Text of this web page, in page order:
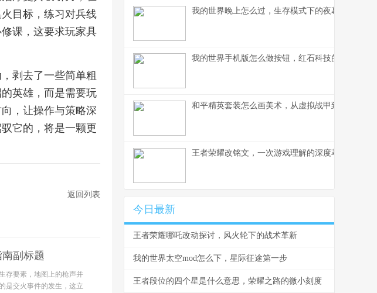
目标，练习对兵线
课，这要求玩家具
剥去了一些简单粗
英雄，而是需要玩
，让操作与策略深
它的，将是一颗更
返回列表
副标题
存要素，地图上的枪声并
是交火事件的发生，这立
我的世界晚上怎么过，生存模式下的夜幕生存指南
我的世界手机版怎么做按钮，红石科技的指尖起点
和平精英套装怎么画美术，从虚拟战甲到艺术创
王者荣耀改铭文，一次游戏理解的深度革新，副
今日最新
王者荣耀哪吒改动探讨，风火轮下的战术革新
我的世界太空mod怎么下，星际征途第一步
王者段位的四个星是什么意思，荣耀之路的微小刻度